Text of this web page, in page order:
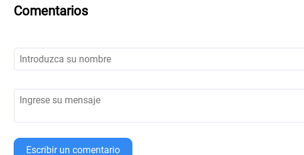
Comentarios
Escribir un comentario